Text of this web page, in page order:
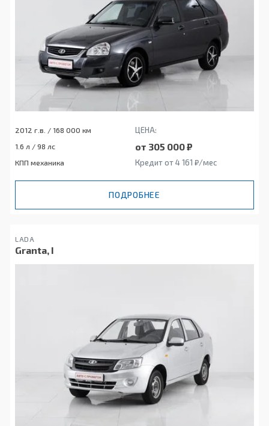
2012 г.в. / 168 000 км ЦЕНА:
1.6 л / 98 лс от 305 000 ₽
КПП механика Кредит от 4 161 ₽/мес
ПОДРОБНЕЕ
LADA
Granta, I